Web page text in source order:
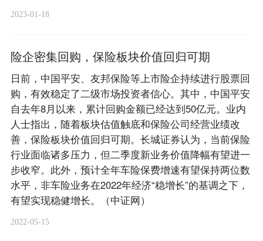
2023-01-18
险企密集回购，保险板块价值回归可期
日前，中国平安、友邦保险等上市险企持续进行股票回
购，有效稳定了二级市场投资者信心。其中，中国平安
自去年8月以来，累计回购金额已经达到50亿元。业内
人士指出，随着板块估值触底和保险公司经营业绩改
善，保险板块价值回归可期。长城证券认为，当前保险
行业面临诸多压力，但二季度新业务价值降幅有望进一
步收窄。此外，预计全年车险保费增速有望保持两位数
水平，非车险业务在2022年经济“稳增长”的基调之下，
有望实现稳健增长。（中证网）
2022-05-15